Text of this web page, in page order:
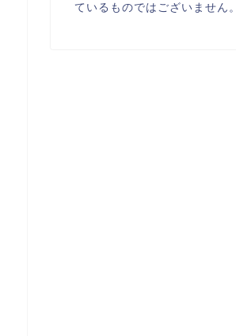
ているものではございません。